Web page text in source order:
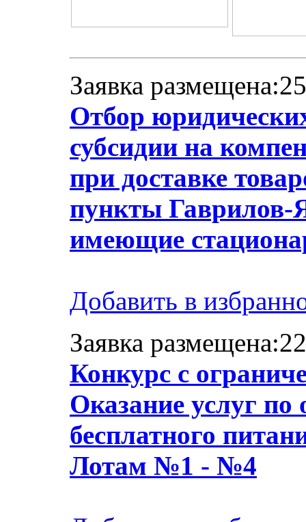
Заявка
Отбор
субсидии на
при доставке
пункты Гаврилов-
имеющие
Добавить в
Заявка
Конкурс с
Оказание услуг по
бесплатного
Лотам №1 - №4